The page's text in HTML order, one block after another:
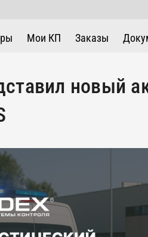
Мои КП Заказы
новый